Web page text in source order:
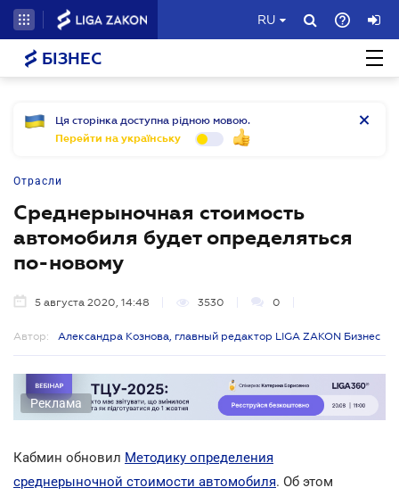
RU
БІЗНЕС
Ця сторінка доступна рідною мовою.
Перейти на українську
Отрасли
Среднерыночная стоимость
автомобиля будет определяться
по-новому
5 августа 2020, 14:48 3530 0
Автор: Александра Кознова, главный редактор LIGA ZAKON Бизнес
Реклама
Кабмин обновил Методику определения
среднерыночной стоимости автомобиля. Об этом